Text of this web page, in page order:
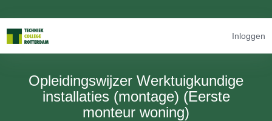
Inloggen
Opleidingswijzer Werktuigkundige
installaties (montage) (Eerste
monteur woning)